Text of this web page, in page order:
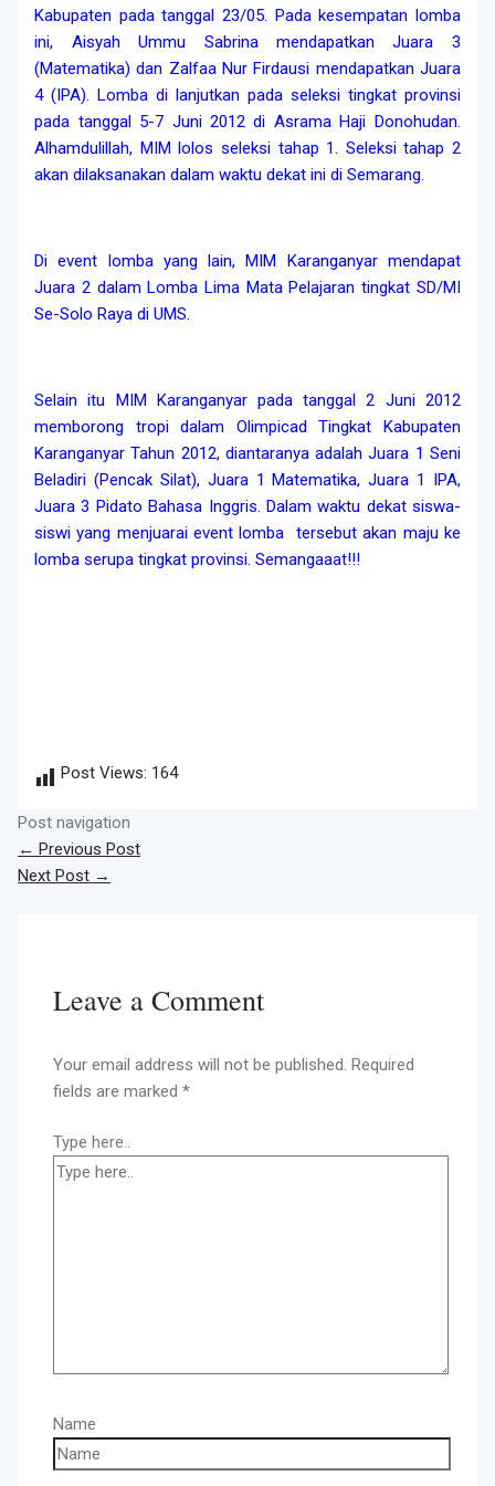
Kabupaten pada tanggal 23/05. Pada kesempatan lomba
ini, Aisyah Ummu Sabrina mendapatkan Juara 3
(Matematika) dan Zalfaa Nur Firdausi mendapatkan Juara
4 (IPA). Lomba di lanjutkan pada seleksi tingkat provinsi
pada tanggal 5-7 Juni 2012 di Asrama Haji Donohudan.
Alhamdulillah, MIM lolos seleksi tahap 1. Seleksi tahap 2
akan dilaksanakan dalam waktu dekat ini di Semarang.
Di event lomba yang lain, MIM Karanganyar mendapat
Juara 2 dalam Lomba Lima Mata Pelajaran tingkat SD/MI
Se-Solo Raya di UMS.
Selain itu MIM Karanganyar pada tanggal 2 Juni 2012
memborong tropi dalam Olimpicad Tingkat Kabupaten
Karanganyar Tahun 2012, diantaranya adalah Juara 1 Seni
Beladiri (Pencak Silat), Juara 1 Matematika, Juara 1 IPA,
Juara 3 Pidato Bahasa Inggris. Dalam waktu dekat siswa-
siswi yang menjuarai event lomba tersebut akan maju ke
lomba serupa tingkat provinsi. Semangaaat!!!
Post Views: 164
Post navigation
← Previous Post
Next Post →
Leave a Comment
Your email address will not be published. Required
fields are marked*
Type here..
Name